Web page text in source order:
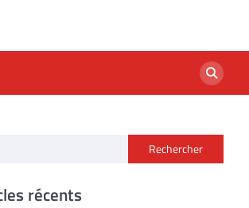
Rechercher
récents